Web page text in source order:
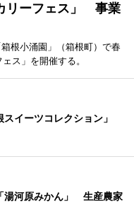
リーフェス」 事業
根小涌園」（箱根町）で春
ス」を開催する。
スイーツコレクション」
湯河原みかん」 生産農家